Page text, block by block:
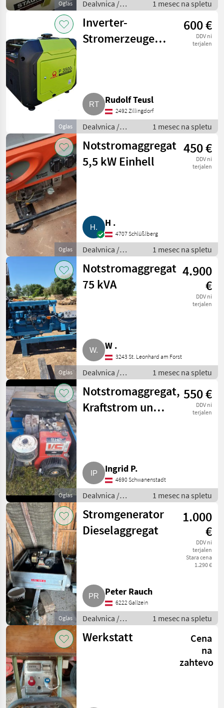
Oglas
Dealvnica /
Električni
generatorji
1 mesec na spletu
Oglas
Inverter-
Stromerzeuger 3
600 €
DDV ni
terjalen
Rudolf Teusl
2492 Zillingdorf
Dealvnica /
Električni
generatorji
1 mesec na spletu
Oglas
Notstromaggregat
5,5 kW Einhell
450 €
DDV ni
terjalen
H .
4707 Schlüßlberg
Dealvnica /
Električni
generatorji
1 mesec na spletu
Oglas
Notstromaggregat
75 kVA
4.900
€
DDV ni
terjalen
W .
3243 St. Leonhard am Forst
Dealvnica /
Električni
generatorji
1 mesec na spletu
Oglas
Notstromaggregat,
Kraftstrom und
550 €
DDV ni
terjalen
Ingrid P.
4690 Schwanenstadt
Dealvnica /
Električni
generatorji
1 mesec na spletu
Oglas
Stromgenerator
Dieselaggregat
1.000
€
DDV ni
terjalen
Stara cena
1.290 €
Peter Rauch
6222 Gallzein
Dealvnica /
Električni
generatorji
1 mesec na spletu
Werkstatt
Cena
na
zahtevo